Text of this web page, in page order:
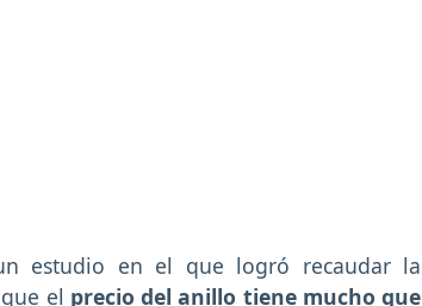
estudio en el que logró recaudar la
el precio del anillo tiene mucho que